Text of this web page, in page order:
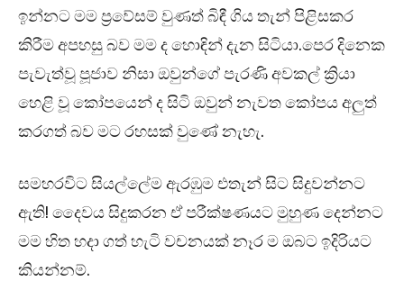
ඉන්නට මම ප්‍රවේසම් වුණත් බිඳී ගිය තැන් පිළිසකර
කිරීම අපහසු බව මම ද හොඳින් දැන සිටියා.පෙර දිනෙක
පැවැත්වූ පූජාව නිසා ඔවුන්ගේ පැරණි අවකල් ක්‍රියා
හෙළි වූ කෝපයෙන් ද සිටි ඔවුන් නැවත කෝපය අලුත්
කරගත් බව මට රහසක් වුණේ නැහැ.
සමහරවිට සියල්ලේම ඇරඹුම එතැන් සිට සිදුවන්නට
ඇති! දෛවය සිදුකරන ඒ පරීක්ෂණයට මුහුණ දෙන්නට
මම හිත හදා ගත් හැටි වචනයක් නෑර ම ඔබට ඉදිරියට
කියන්නම්.